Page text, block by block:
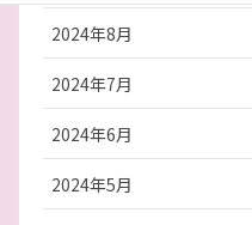
2024年8月
2024年7月
2024年6月
2024年5月